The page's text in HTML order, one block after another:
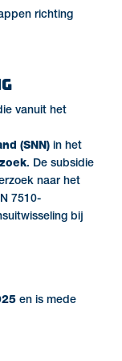
richting
vanuit het
(SNN) in het
. De subsidie
naar het
7510-
bij
en is mede